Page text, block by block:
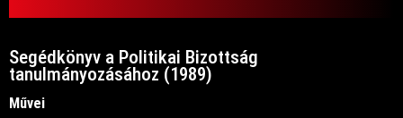
Segédkönyv a Politikai Bizottság
tanulmányozásához (1989)
Művei